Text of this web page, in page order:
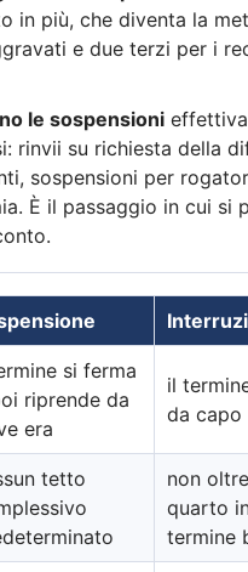
in più, che diventa la
e due terzi per i
le sospensioni
rinvii su richiesta della
sospensioni per
È il passaggio in cui si
si ferma
riprende da
era
il
da capo
tetto
non
quarto
termine